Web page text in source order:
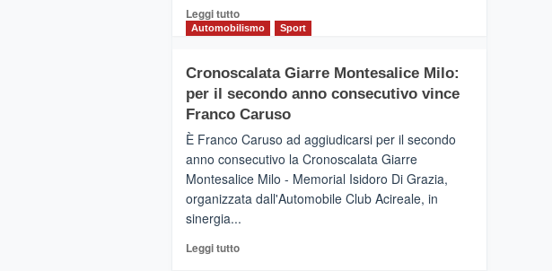
tour
tra
vicoli
medievali
Leggi tuttoLeggi
di
Mondello
(Palermo)
–
adesso
Pasta
–
La
Dente”,
Automobilismo Sport
Cronoscalata Giarre Montesalice Milo:
per il secondo anno consecutivo vince
Franco Caruso
È Franco Caruso ad aggiudicarsi per il secondo
anno consecutivo la Cronoscalata Giarre
Montesalice Milo - Memorial Isidoro Di Grazia,
organizzata dall'Automobile Club Acireale, in
sinergia...
Leggi tuttoLeggi